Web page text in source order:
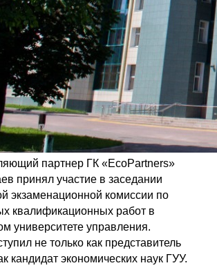
партнер ГК «EcoPartners»
принял участие в заседании
экзаменационной комиссии по
квалификационных работ в
университете управления.
не только как представитель
кандидат экономических наук ГУУ.